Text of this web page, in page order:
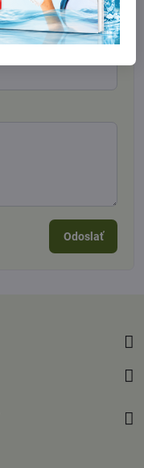
Odoslať